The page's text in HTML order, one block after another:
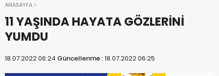
ANASAYFA
11 YAŞINDA HAYATA GÖZLERİNİ
YUMDU
18.07.2022 06:24 Güncellenme :18.07.2022 06:25